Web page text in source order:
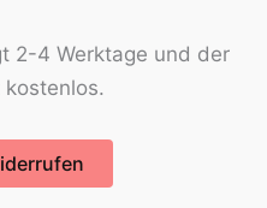
2-4 Werktage und der